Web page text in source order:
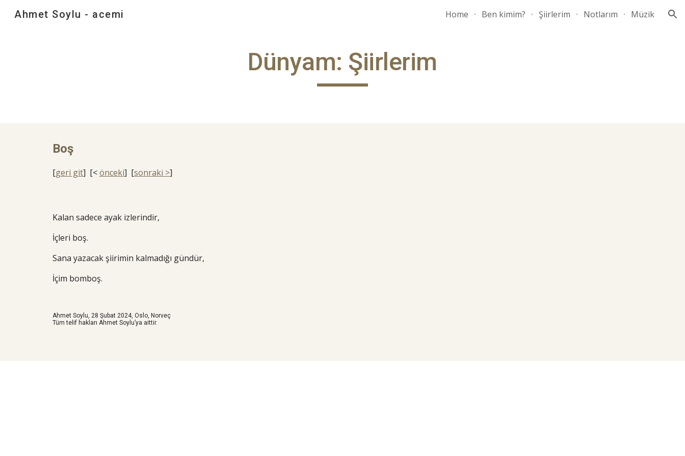
Skip to navigation
Ahmet Soylu - acemi Home Ben kimim? Şiirlerim Notlarım Müzik
Dünyam: Şiirlerim
Boş
[geri git] [<önceki] [sonraki >]
Kalan sadece ayak izlerindir,
İçleri boş.
Sana yazacak şiirimin kalmadığı gündür,
İçim bomboş.
Ahmet Soylu, 28 Şubat 2024, Oslo, Norveç
Tüm telif hakları Ahmet Soylu’ya aittir.